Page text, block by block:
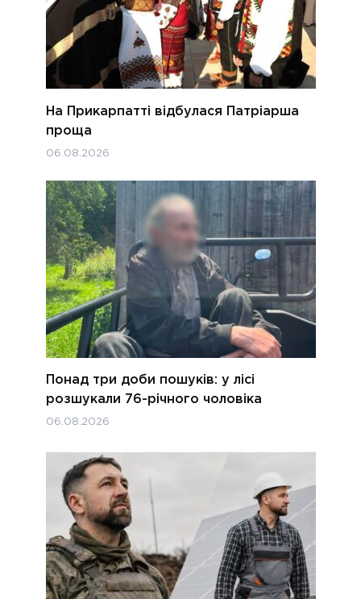
На Прикарпатті відбулася Патріарша
проща
06.08.2026
Понад три доби пошуків: у лісі
розшукали 76-річного чоловіка
06.08.2026